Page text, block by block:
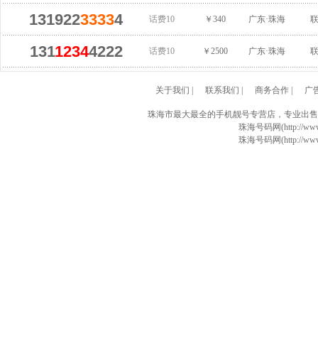
13192233334 话费10 ￥340 广东·珠海
13112344222 话费10 ￥2500 广东·珠海
关于我们 联系我们 商务合作| 广
珠海市最大最全的手机靓号专营店，专业出
珠海号码网(http://
珠海号码网(http://